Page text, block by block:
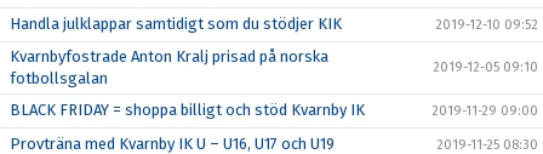
Handla julklappar samtidigt som du stödjer KIK 2019-12-10 09:52
Kvarnbyfostrade Anton Kralj prisad på norska
fotbollsgalan
2019-12-05 09:10
BLACK FRIDAY = shoppa billigt och stöd Kvarnby IK 2019-11-29 09:00
Provträna med Kvarnby IK U – U16, U17 och U19 2019-11-25 08:30